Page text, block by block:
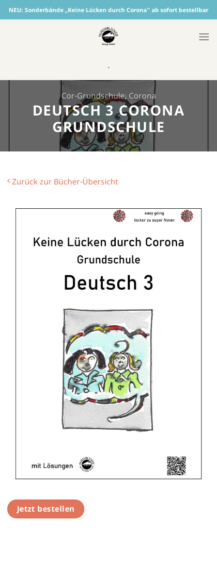
Skip
to
NEU: Sonderbände „Keine Lücken durch Corona“ ab sofort bestellbar
-
Cor-Grundschule, Corona
DEUTSCH 3 CORONA
GRUNDSCHULE
Zurück zur Bücher-Übersicht
Jetzt bestellen